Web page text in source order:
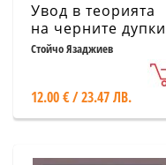
Увод в теорията
на черните дупки
Стойчо Язаджиев
12.00 € / 23.47 ЛВ.